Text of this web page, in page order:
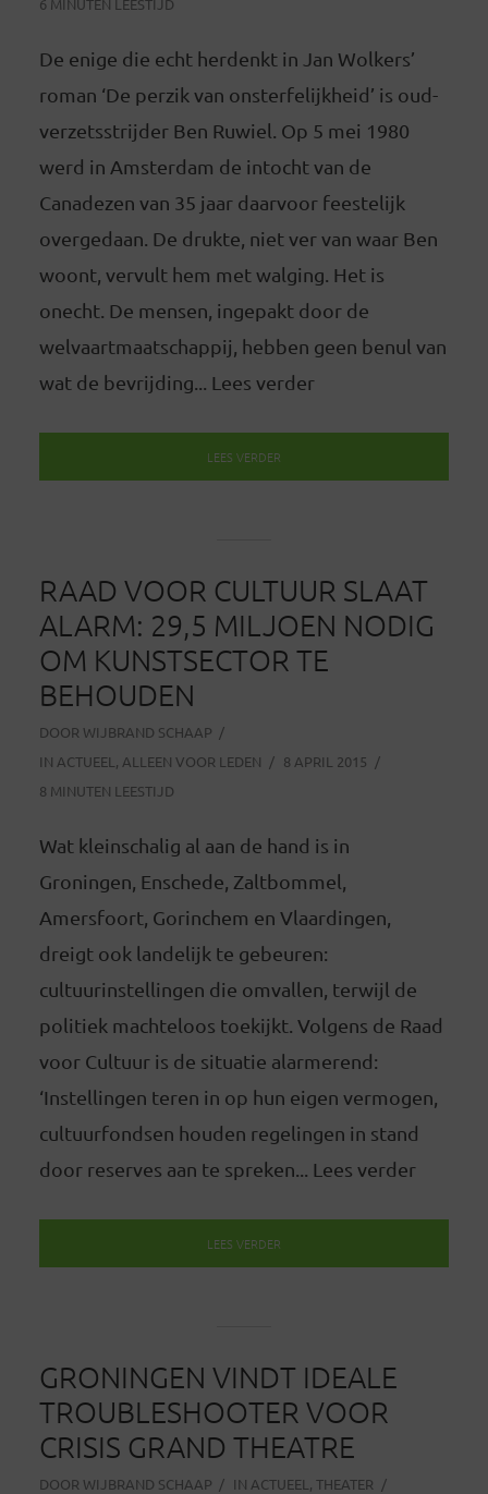
De enige die echt herdenkt in Jan Wolkers’
roman ‘De perzik van onsterfelijkheid’ is oud-
verzetsstrijder Ben Ruwiel. Op 5 mei 1980
werd in Amsterdam de intocht van de
Canadezen van 35 jaar daarvoor feestelijk
overgedaan. De drukte, niet ver van waar Ben
woont, vervult hem met walging. Het is
onecht. De mensen, ingepakt door de
welvaartmaatschappij, hebben geen benul van
wat de bevrijding... Lees verder
LEES VERDER
RAAD VOOR CULTUUR SLAAT
ALARM: 29,5 MILJOEN NODIG
OM KUNSTSECTOR TE
BEHOUDEN
DOOR WIJBRAND SCHAAP
IN ACTUEEL , ALLEEN VOOR LEDEN
8 APRIL 2015
8 MINUTEN LEESTIJD
Wat kleinschalig al aan de hand is in
Groningen, Enschede, Zaltbommel,
Amersfoort, Gorinchem en Vlaardingen,
dreigt ook landelijk te gebeuren:
cultuurinstellingen die omvallen, terwijl de
politiek machteloos toekijkt. Volgens de Raad
voor Cultuur is de situatie alarmerend:
‘Instellingen teren in op hun eigen vermogen,
cultuurfondsen houden regelingen in stand
door reserves aan te spreken... Lees verder
LEES VERDER
GRONINGEN VINDT IDEALE
TROUBLESHOOTER VOOR
CRISIS GRAND THEATRE
DOOR WIJBRAND SCHAAP IN ACTUEEL , THEATER